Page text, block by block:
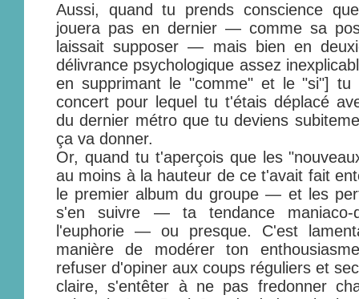
Aussi, quand tu prends conscience
jouera pas en dernier — comme sa
laissait supposer — mais bien en
délivrance psychologique assez
en supprimant le "comme" et le "si"] tu
concert pour lequel tu t'étais déplacé
du dernier métro que tu deviens
ça va donner.
Or, quand tu t'aperçois que les
au moins à la hauteur de ce t'avait fait
le premier album du groupe — et les
s'en suivre — ta tendance maniaco-
l'euphorie — ou presque. C'est
manière de modérer ton
refuser d'opiner aux coups réguliers et
claire, s'entêter à ne pas fredonner